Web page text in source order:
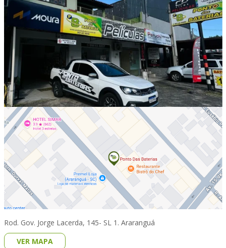
Rod. Gov. Jorge Lacerda, 145- SL 1. Araranguá
VER MAPA